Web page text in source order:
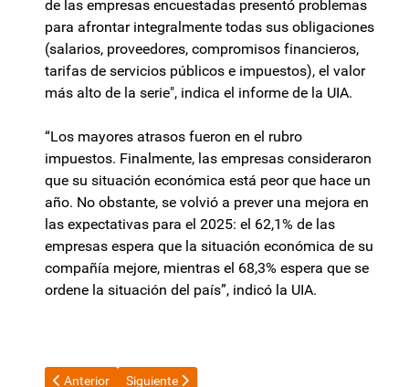
de las empresas encuestadas presentó problemas
para afrontar integralmente todas sus obligaciones
(salarios, proveedores, compromisos financieros,
tarifas de servicios públicos e impuestos), el valor
más alto de la serie", indica el informe de la UIA.
“Los mayores atrasos fueron en el rubro
impuestos. Finalmente, las empresas consideraron
que su situación económica está peor que hace un
año. No obstante, se volvió a prever una mejora en
las expectativas para el 2025: el 62,1% de las
empresas espera que la situación económica de su
compañía mejore, mientras el 68,3% espera que se
ordene la situación del país”, indicó la UIA.
Artículo anterior: La provocadora frase de Manuel Adorni que
Anterior Artículo siguiente: Axel Kicillof y el Banco
Siguiente